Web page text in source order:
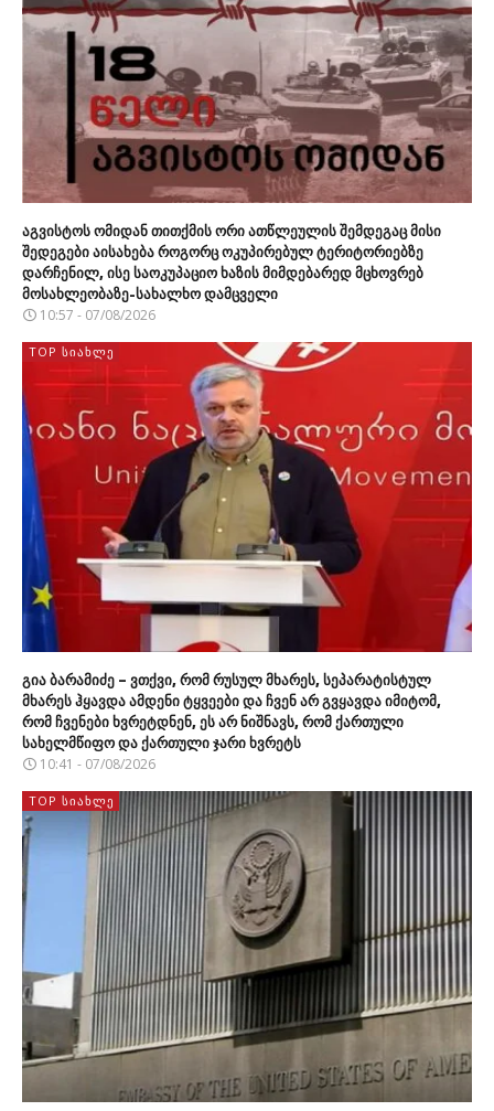
აგვისტოს ომიდან თითქმის ორი ათწლეულის შემდეგაც მისი
შედეგები აისახება როგორც ოკუპირებულ ტერიტორიებზე
დარჩენილ, ისე საოკუპაციო ხაზის მიმდებარედ მცხოვრებ
მოსახლეობაზე-სახალხო დამცველი
10:57 - 07/08/2026
TOP ᲡᲘᲐᲮᲚᲔ
გია ბარამიძე – ვთქვი, რომ რუსულ მხარეს, სეპარატისტულ
მხარეს ჰყავდა ამდენი ტყვეები და ჩვენ არ გვყავდა იმიტომ,
რომ ჩვენები ხვრეტდნენ, ეს არ ნიშნავს, რომ ქართული
სახელმწიფო და ქართული ჯარი ხვრეტს
10:41 - 07/08/2026
TOP ᲡᲘᲐᲮᲚᲔ